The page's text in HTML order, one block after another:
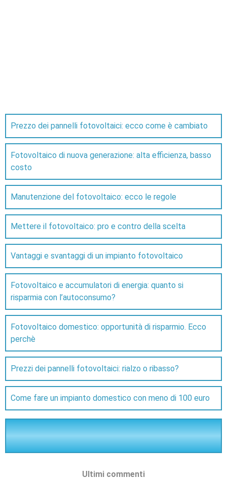
Prezzo dei pannelli fotovoltaici: ecco come è cambiato
Fotovoltaico di nuova generazione: alta efficienza, basso
costo
Manutenzione del fotovoltaico: ecco le regole
Mettere il fotovoltaico: pro e contro della scelta
Vantaggi e svantaggi di un impianto fotovoltaico
Fotovoltaico e accumulatori di energia: quanto si
risparmia con l’autoconsumo?
Fotovoltaico domestico: opportunità di risparmio. Ecco
perchè
Prezzi dei pannelli fotovoltaici: rialzo o ribasso?
Come fare un impianto domestico con meno di 100 euro
Ultimi commenti